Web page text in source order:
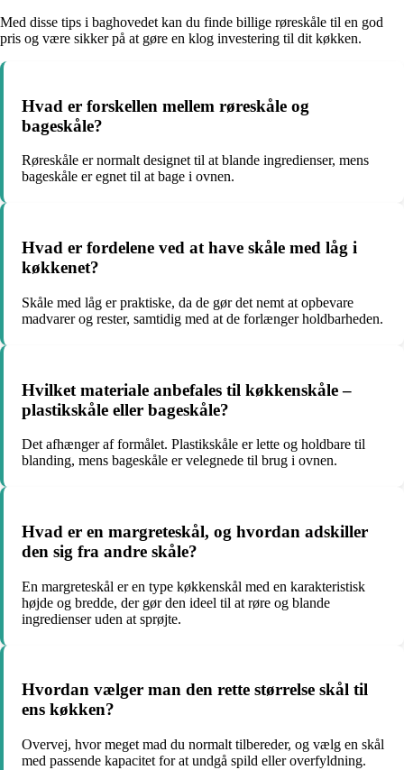
Med disse tips i baghovedet kan du finde billige røreskåle til en god
pris og være sikker på at gøre en klog investering til dit køkken.
Hvad er forskellen mellem røreskåle og
bageskåle?
Røreskåle er normalt designet til at blande ingredienser, mens
bageskåle er egnet til at bage i ovnen.
Hvad er fordelene ved at have skåle med låg i
køkkenet?
Skåle med låg er praktiske, da de gør det nemt at opbevare
madvarer og rester, samtidig med at de forlænger holdbarheden.
Hvilket materiale anbefales til køkkenskåle –
plastikskåle eller bageskåle?
Det afhænger af formålet. Plastikskåle er lette og holdbare til
blanding, mens bageskåle er velegnede til brug i ovnen.
Hvad er en margreteskål, og hvordan adskiller
den sig fra andre skåle?
En margreteskål er en type køkkenskål med en karakteristisk
højde og bredde, der gør den ideel til at røre og blande
ingredienser uden at sprøjte.
Hvordan vælger man den rette størrelse skål til
ens køkken?
Overvej, hvor meget mad du normalt tilbereder, og vælg en skål
med passende kapacitet for at undgå spild eller overfyldning.